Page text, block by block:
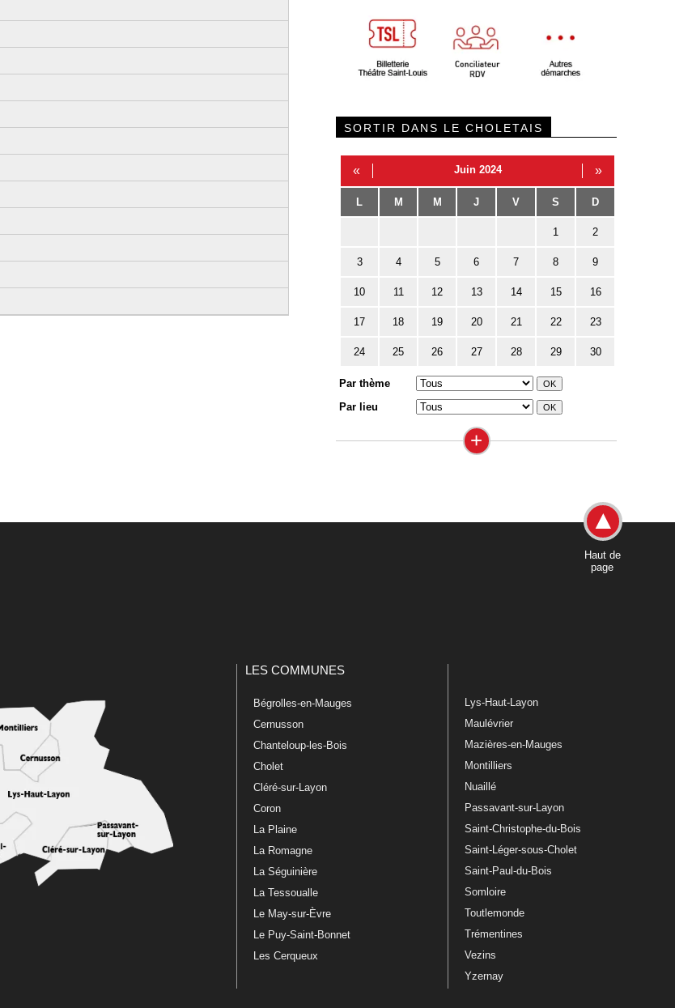
SORTIR DANS LE CHOLETAIS
« Juin 2024 »
L M M J V S D
1 2
3 4 5 6 7 8 9
10 11 12 13 14 15 16
17 18 19 20 21 22 23
24 25 26 27 28 29 30
Par thème
Par lieu
+
Haut de
page
LES COMMUNES
Bégrolles-en-Mauges
Cernusson
Chanteloup-les-Bois
Cholet
Cléré-sur-Layon
Coron
La Plaine
La Romagne
La Séguinière
La Tessoualle
Le May-sur-Èvre
Le Puy-Saint-Bonnet
Les Cerqueux
Lys-Haut-Layon
Maulévrier
Mazières-en-Mauges
Montilliers
Nuaillé
Passavant-sur-Layon
Saint-Christophe-du-Bois
Saint-Léger-sous-Cholet
Saint-Paul-du-Bois
Somloire
Toutlemonde
Trémentines
Vezins
Yzernay